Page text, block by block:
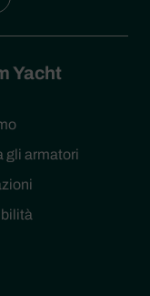
Yacht
gli armatori